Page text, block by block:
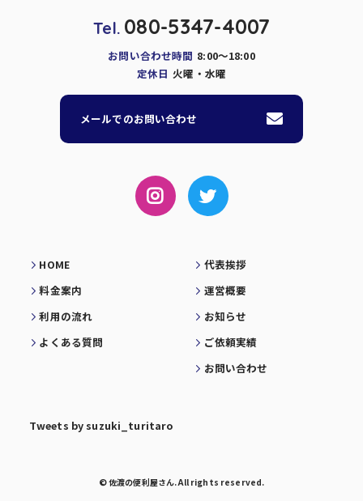
Tel. 080-5347-4007
お問い合わせ時間 8:00～18:00
定休日 火曜・水曜
メールでのお問い合わせ
HOME
料金案内
利用の流れ
よくある質問
代表挨拶
運営概要
お知らせ
ご依頼実績
お問い合わせ
Tweets by suzuki_turitaro
© 佐渡の便利屋さん. All rights reserved.